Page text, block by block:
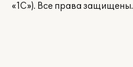
«1С»). Все права защищены.